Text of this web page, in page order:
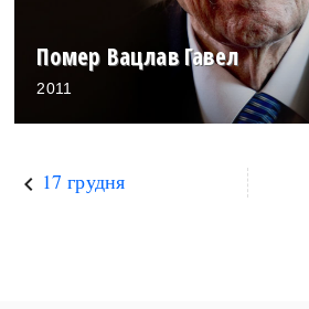
Помер Вацлав Гавел
2011
keyboard_arrow_left 17 грудня